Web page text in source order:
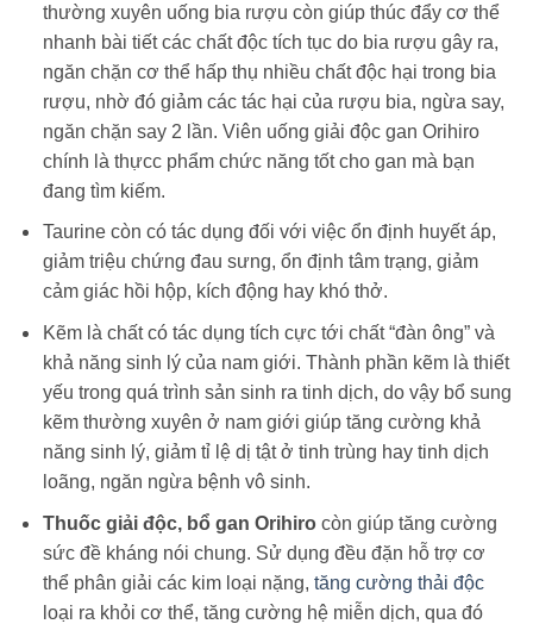
thường xuyên uống bia rượu còn giúp thúc đẩy cơ thể
nhanh bài tiết các chất độc tích tục do bia rượu gây ra,
ngăn chặn cơ thể hấp thụ nhiều chất độc hại trong bia
rượu, nhờ đó giảm các tác hại của rượu bia, ngừa say,
ngăn chặn say 2 lần. Viên uống giải độc gan Orihiro
chính là thựcc phẩm chức năng tốt cho gan mà bạn
đang tìm kiếm.
Taurine còn có tác dụng đối với việc ổn định huyết áp,
giảm triệu chứng đau sưng, ổn định tâm trạng, giảm
cảm giác hồi hộp, kích động hay khó thở.
Kẽm là chất có tác dụng tích cực tới chất “đàn ông” và
khả năng sinh lý của nam giới. Thành phần kẽm là thiết
yếu trong quá trình sản sinh ra tinh dịch, do vậy bổ sung
kẽm thường xuyên ở nam giới giúp tăng cường khả
năng sinh lý, giảm tỉ lệ dị tật ở tinh trùng hay tinh dịch
loãng, ngăn ngừa bệnh vô sinh.
Thuốc giải độc, bổ gan Orihirocòn giúp tăng cường
sức đề kháng nói chung. Sử dụng đều đặn hỗ trợ cơ
thể phân giải các kim loại nặng, tăng cường thải độc
loại ra khỏi cơ thể, tăng cường hệ miễn dịch, qua đó